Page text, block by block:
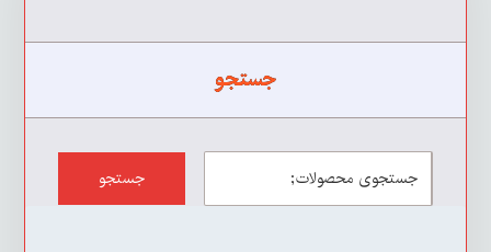
جستجو
جستجو